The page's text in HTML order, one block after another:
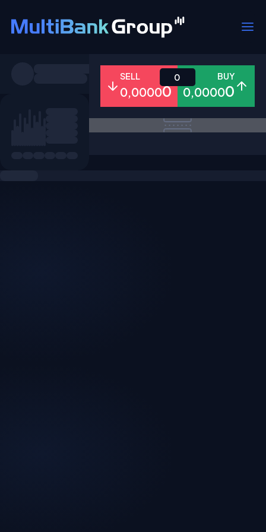
Todo Forex Metales
SELL
0,00000
BUY
0,00000
0